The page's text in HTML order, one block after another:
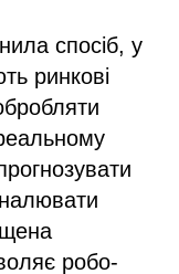
спосіб, у
ринкові
робо-